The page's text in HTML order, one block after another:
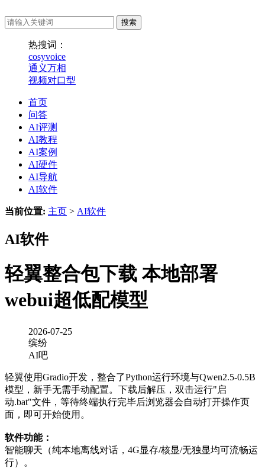
热搜词：
cosyvoice
通义万相
视频对口型
首页
问答
AI评测
AI教程
AI案例
AI硬件
AI导航
AI软件
当前位置: 主页 > AI软件
AI软件
轻翼整合包下载 本地部署
webui超低配模型
2026-07-25
缤纷
AI吧
轻翼使用Gradio开发，整合了Python运行环境与Qwen2.5-0.5B
模型，新手无需手动配置。下载后解压，双击运行"启
动.bat"文件，等待终端执行完毕后浏览器会自动打开操作页
面，即可开始使用。
软件功能：
智能聊天（纯本地离线对话，4G显存/核显/无独显均可流畅运
行）。